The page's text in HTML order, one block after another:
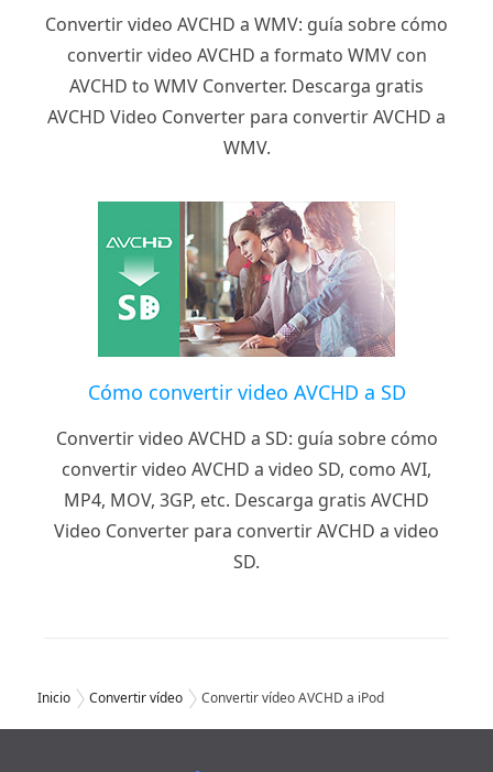
Convertir video AVCHD a WMV: guía sobre cómo
convertir video AVCHD a formato WMV con
AVCHD to WMV Converter. Descarga gratis
AVCHD Video Converter para convertir AVCHD a
WMV.
Cómo convertir video AVCHD a SD
Convertir video AVCHD a SD: guía sobre cómo
convertir video AVCHD a video SD, como AVI,
MP4, MOV, 3GP, etc. Descarga gratis AVCHD
Video Converter para convertir AVCHD a video
SD.
Inicio Convertir vídeo Convertir vídeo AVCHD a iPod